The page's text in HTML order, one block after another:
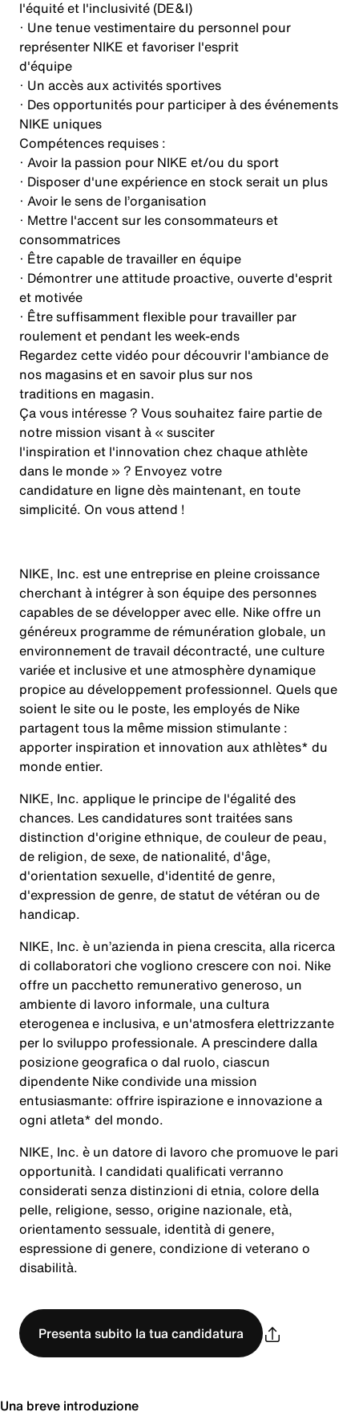
l'équité et l'inclusivité (DE&I)
· Une tenue vestimentaire du personnel pour
représenter NIKE et favoriser l'esprit
d'équipe
· Un accès aux activités sportives
· Des opportunités pour participer à des événements
NIKE uniques
Compétences requises :
· Avoir la passion pour NIKE et/ou du sport
· Disposer d'une expérience en stock serait un plus
· Avoir le sens de l’organisation
· Mettre l'accent sur les consommateurs et
consommatrices
· Être capable de travailler en équipe
· Démontrer une attitude proactive, ouverte d'esprit
et motivée
· Être suffisamment flexible pour travailler par
roulement et pendant les week-ends
Regardez cette vidéo pour découvrir l'ambiance de
nos magasins et en savoir plus sur nos
traditions en magasin.
Ça vous intéresse ? Vous souhaitez faire partie de
notre mission visant à « susciter
l'inspiration et l'innovation chez chaque athlète
dans le monde » ? Envoyez votre
candidature en ligne dès maintenant, en toute
simplicité. On vous attend !
NIKE, Inc. est une entreprise en pleine croissance
cherchant à intégrer à son équipe des personnes
capables de se développer avec elle. Nike offre un
généreux programme de rémunération globale, un
environnement de travail décontracté, une culture
variée et inclusive et une atmosphère dynamique
propice au développement professionnel. Quels que
soient le site ou le poste, les employés de Nike
partagent tous la même mission stimulante :
apporter inspiration et innovation aux athlètes* du
monde entier.
NIKE, Inc. applique le principe de l'égalité des
chances. Les candidatures sont traitées sans
distinction d'origine ethnique, de couleur de peau,
de religion, de sexe, de nationalité, d'âge,
d'orientation sexuelle, d'identité de genre,
d'expression de genre, de statut de vétéran ou de
handicap.
NIKE, Inc. è un’azienda in piena crescita, alla ricerca
di collaboratori che vogliono crescere con noi. Nike
offre un pacchetto remunerativo generoso, un
ambiente di lavoro informale, una cultura
eterogenea e inclusiva, e un'atmosfera elettrizzante
per lo sviluppo professionale. A prescindere dalla
posizione geografica o dal ruolo, ciascun
dipendente Nike condivide una mission
entusiasmante: offrire ispirazione e innovazione a
ogni atleta* del mondo.
NIKE, Inc. è un datore di lavoro che promuove le pari
opportunità. I candidati qualificati verranno
considerati senza distinzioni di etnia, colore della
pelle, religione, sesso, origine nazionale, età,
orientamento sessuale, identità di genere,
espressione di genere, condizione di veterano o
disabilità.
Presenta subito la tua candidatura
Una breve introduzione